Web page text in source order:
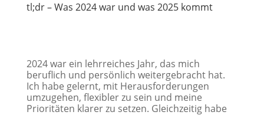
tl;dr – Was 2024 war und was 2025 kommt
2024 war ein lehrreiches Jahr, das mich
beruflich und persönlich weitergebracht hat.
Ich habe gelernt, mit Herausforderungen
umzugehen, flexibler zu sein und meine
Prioritäten klarer zu setzen. Gleichzeitig habe